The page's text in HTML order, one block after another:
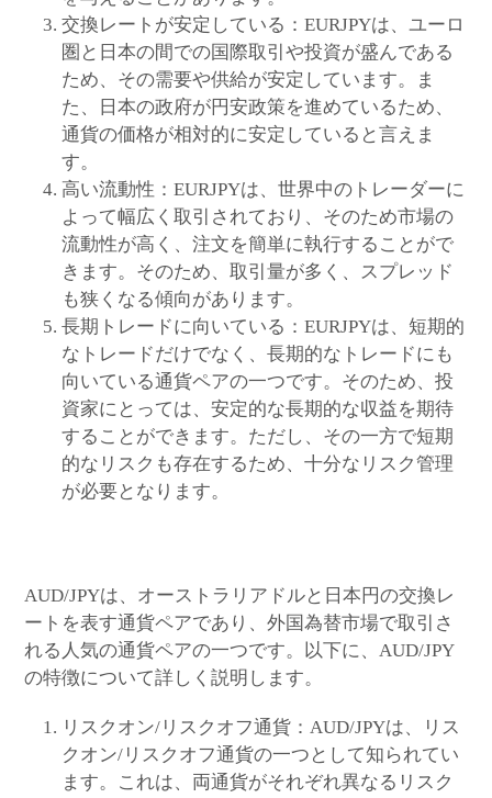
交換レートが安定している：EURJPYは、ユーロ
圏と日本の間での国際取引や投資が盛んである
ため、その需要や供給が安定しています。ま
た、日本の政府が円安政策を進めているため、
通貨の価格が相対的に安定していると言えま
す。
高い流動性：EURJPYは、世界中のトレーダーに
よって幅広く取引されており、そのため市場の
流動性が高く、注文を簡単に執行することがで
きます。そのため、取引量が多く、スプレッド
も狭くなる傾向があります。
長期トレードに向いている：EURJPYは、短期的
なトレードだけでなく、長期的なトレードにも
向いている通貨ペアの一つです。そのため、投
資家にとっては、安定的な長期的な収益を期待
することができます。ただし、その一方で短期
的なリスクも存在するため、十分なリスク管理
が必要となります。
AUD/JPYは、オーストラリアドルと日本円の交換レ
ートを表す通貨ペアであり、外国為替市場で取引さ
れる人気の通貨ペアの一つです。以下に、AUD/JPY
の特徴について詳しく説明します。
リスクオン/リスクオフ通貨：AUD/JPYは、リス
クオン/リスクオフ通貨の一つとして知られてい
ます。これは、両通貨がそれぞれ異なるリスク